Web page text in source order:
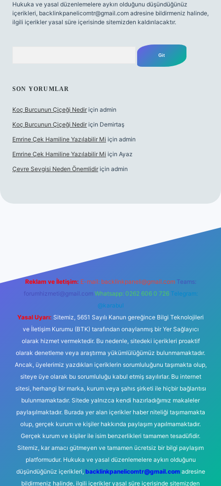
Hukuka ve yasal düzenlemelere aykırı olduğunu düşündüğünüz
içerikleri, backlinkpanelicomtr@gmail.com adresine bildirmeniz halinde,
ilgili içerikler yasal süre içerisinde sitemizden kaldırılacaktır.
SON YORUMLAR
Koç Burcunun Çiçeği Nedir için admin
Koç Burcunun Çiçeği Nedir için Demirtaş
Emrine Çek Hamiline Yazılabilir Mi için admin
Emrine Çek Hamiline Yazılabilir Mi için Ayaz
Çevre Sevgisi Neden Önemlidir için admin
Reklam ve İletişim: E-mail: backlinkpaneli@gmail.com Teams:
forumhizmeti@gmail.com Whatsapp: 0262 606 0 726 Telegram:
@karabul
Yasal Uyarı: Sitemiz, 5651 Sayılı Kanun gereğince Bilgi Teknolojileri
ve İletişim Kurumu (BTK) tarafından onaylanmış bir Yer Sağlayıcı
olarak hizmet vermektedir. Bu nedenle, sitedeki içerikleri proaktif
olarak denetleme veya araştırma yükümlülüğümüz bulunmamaktadır.
Ancak, üyelerimiz yazdıkları içeriklerin sorumluluğunu taşımakta olup,
siteye üye olarak bu sorumluluğu kabul etmiş sayılırlar. Bu internet
sitesi, herhangi bir marka, kurum veya şahıs şirketi ile hiçbir bağlantısı
bulunmamaktadır. Sitede yalnızca kendi hazırladığımız makaleler
paylaşılmaktadır. Burada yer alan içerikler haber niteliği taşımamakta
olup, gerçek kurum ve kişiler hakkında paylaşım yapılmamaktadır.
Gerçek kurum ve kişiler ile isim benzerlikleri tamamen tesadüfidir.
Sitemiz, kar amacı gütmeyen ve tamamen ücretsiz bir bilgi paylaşım
platformudur. Hukuka ve yasal düzenlemelere aykırı olduğunu
düşündüğünüz içerikleri, backlinkpanelicomtr@gmail.comadresine
bildirmeniz halinde, ilgili içerikler yasal süre içerisinde sitemizden